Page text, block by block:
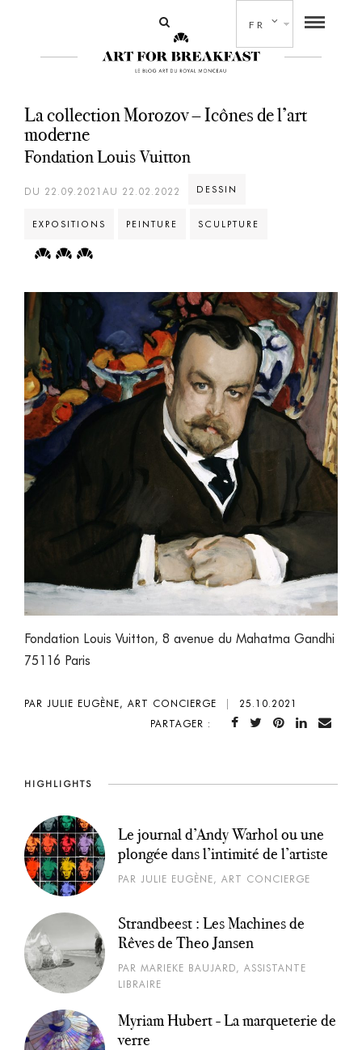
FR
La collection Morozov – Icônes de l’art
moderne
Fondation Louis Vuitton
DU 22.09.2021AU 22.02.2022 DESSIN
EXPOSITIONS PEINTURE SCULPTURE
Fondation Louis Vuitton, 8 avenue du Mahatma Gandhi
75116 Paris
PAR JULIE EUGÈNE, ART CONCIERGE
25.10.2021
PARTAGER :
HIGHLIGHTS
Le journal d’Andy Warhol ou une
plongée dans l’intimité de l’artiste
PAR JULIE EUGÈNE, ART CONCIERGE
Strandbeest : Les Machines de
Rêves de Theo Jansen
PAR MARIEKE BAUJARD, ASSISTANTE
LIBRAIRE
Myriam Hubert - La marqueterie de
verre